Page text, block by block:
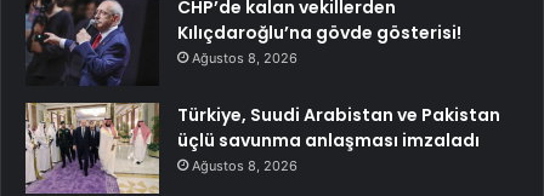
CHP’de kalan vekillerden
Kılıçdaroğlu’na gövde gösterisi!
Ağustos 8, 2026
Türkiye, Suudi Arabistan ve Pakistan
üçlü savunma anlaşması imzaladı
Ağustos 8, 2026